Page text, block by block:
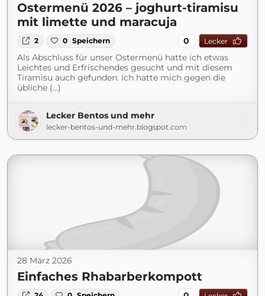
Ostermenü 2026 – joghurt-tiramisu
mit limette und maracuja
2 0 Speichern 0 Lecker
Als Abschluss für unser Ostermenü hatte ich etwas
Leichtes und Erfrischendes gesucht und mit diesem
Tiramisu auch gefunden. Ich hatte mich gegen die
übliche (...)
Lecker Bentos und mehr
lecker-bentos-und-mehr.blogspot.com
28 März 2026
Einfaches Rhabarberkompott